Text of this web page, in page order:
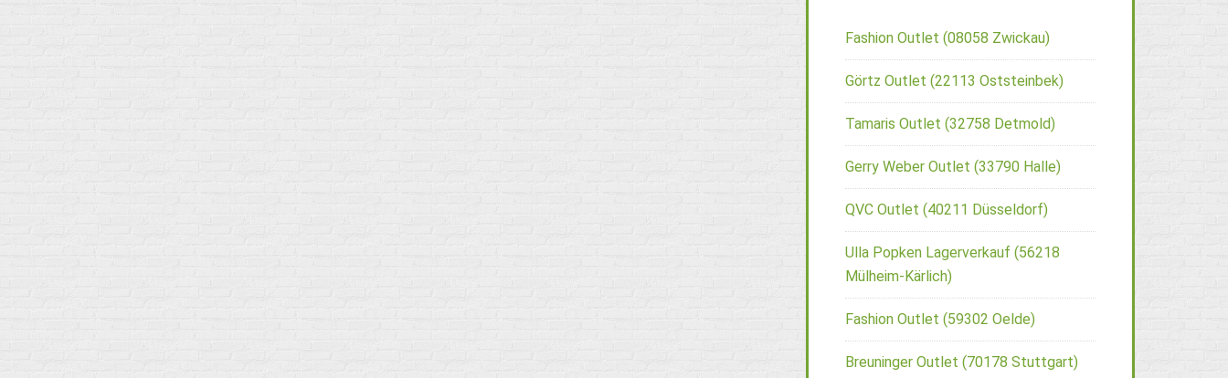
Fashion Outlet (08058 Zwickau)
Görtz Outlet (22113 Oststeinbek)
Tamaris Outlet (32758 Detmold)
Gerry Weber Outlet (33790 Halle)
QVC Outlet (40211 Düsseldorf)
Ulla Popken Lagerverkauf (56218
Mülheim-Kärlich)
Fashion Outlet (59302 Oelde)
Breuninger Outlet (70178 Stuttgart)